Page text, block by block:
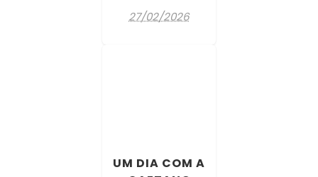
27/02/2026
UM DIA COM A